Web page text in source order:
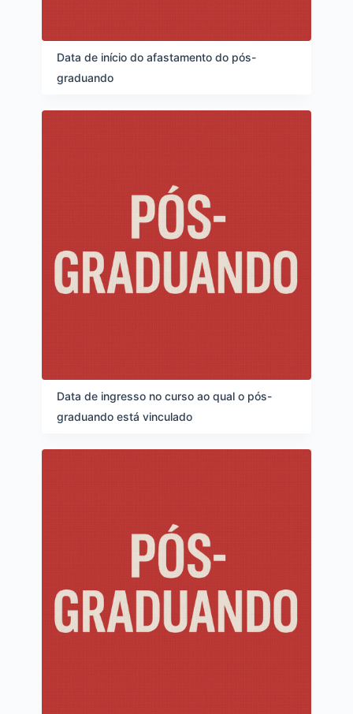
Data de início do afastamento do pós-
graduando
Data de ingresso no curso ao qual o pós-
graduando está vinculado